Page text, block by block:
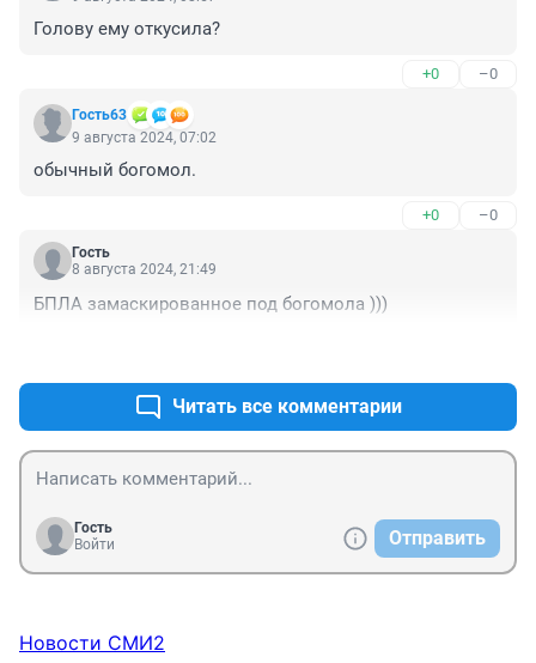
Голову ему откусила?
+0 –0
Гость63
9 августа 2024, 07:02
обычный богомол.
+0 –0
Гость
8 августа 2024, 21:49
БПЛА замаскированное под богомола )))
Читать все комментарии
Гость
Войти
Отправить
Новости СМИ2